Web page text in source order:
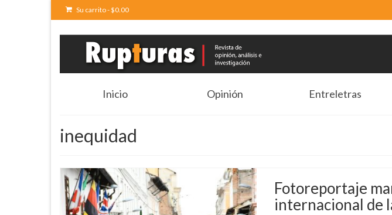
Su carrito-$0.00
Inicio Opinión Entreletras
inequidad
Fotoreportaje
internacional de